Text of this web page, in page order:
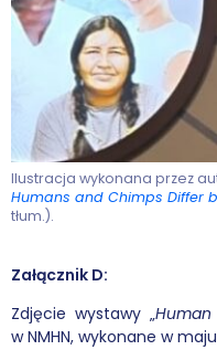
Ilustracja wykonana przez
Humans and Chimps Differ
tłum.).
Załącznik D:
Zdjęcie wystawy „Human
w NMHN, wykonane w